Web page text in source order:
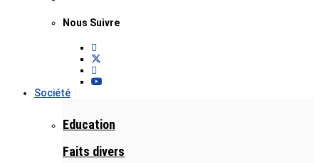
Nous Suivre
Société
Education
Faits divers